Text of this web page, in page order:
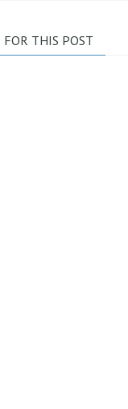
FOR THIS POST